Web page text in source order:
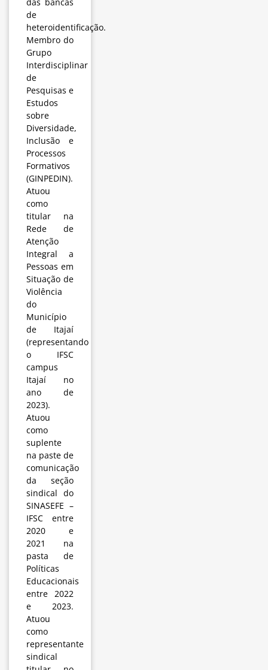
de
heteroidentificação.
Membro do
Grupo
Interdisciplinar
de
Pesquisas e
Estudos
sobre
Diversidade,
Inclusão e
Processos
Formativos
(GINPEDIN).
Atuou
como
titular na
Rede de
Atenção
Integral a
Pessoas em
Situação de
Violência
do
Município
de Itajaí
(representando
o IFSC
campus
Itajaí no
ano de
2023).
Atuou
como
suplente
na paste de
comunicação
da seção
sindical do
SINASEFE –
IFSC entre
2020 e
2021 na
pasta de
Políticas
Educacionais
entre 2022
e 2023.
Atuou
como
representante
sindical